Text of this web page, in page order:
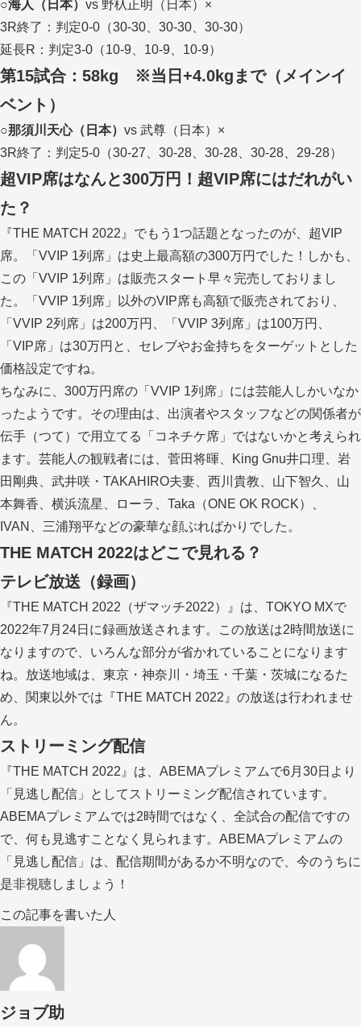
○海人（日本） vs 野杁正明（日本）×
3R終了：判定0-0（30-30、30-30、30-30）
延長R：判定3-0（10-9、10-9、10-9）
第15試合：58kg ※当日+4.0kgまで（メインイ
ベント）
○那須川天心（日本） vs 武尊（日本）×
3R終了：判定5-0（30-27、30-28、30-28、30-28、29-28）
超VIP席はなんと300万円！超VIP席にはだれがい
た？
『THE MATCH 2022』でもう1つ話題となったのが、超VIP
席。「VVIP 1列席」は史上最高額の300万円でした！しかも、
この「VVIP 1列席」は販売スタート早々完売しておりまし
た。「VVIP 1列席」以外のVIP席も高額で販売されており、
「VVIP 2列席」は200万円、「VVIP 3列席」は100万円、
「VIP席」は30万円と、セレブやお金持ちをターゲットとした
価格設定ですね。
ちなみに、300万円席の「VVIP 1列席」には芸能人しかいなか
ったようです。その理由は、出演者やスタッフなどの関係者が
伝手（つて）で用立てる「コネチケ席」ではないかと考えられ
ます。芸能人の観戦者には、菅田将暉、King Gnu井口理、岩
田剛典、武井咲・TAKAHIRO夫妻、西川貴教、山下智久、山
本舞香、横浜流星、ローラ、Taka（ONE OK ROCK）、
IVAN、三浦翔平などの豪華な顔ぶればかりでした。
THE MATCH 2022はどこで見れる？
テレビ放送（録画）
『THE MATCH 2022（ザマッチ2022）』は、TOKYO MXで
2022年7月24日に録画放送されます。この放送は2時間放送に
なりますので、いろんな部分が省かれていることになります
ね。放送地域は、東京・神奈川・埼玉・千葉・茨城になるた
め、関東以外では『THE MATCH 2022』の放送は行われませ
ん。
ストリーミング配信
『THE MATCH 2022』は、ABEMAプレミアムで6月30日より
「見逃し配信」としてストリーミング配信されています。
ABEMAプレミアムでは2時間ではなく、全試合の配信ですの
で、何も見逃すことなく見られます。ABEMAプレミアムの
「見逃し配信」は、配信期間があるか不明なので、今のうちに
是非視聴しましょう！
この記事を書いた人
ジョブ助